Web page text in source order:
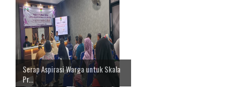
Serap Aspirasi Warga untuk Skala
Pr...